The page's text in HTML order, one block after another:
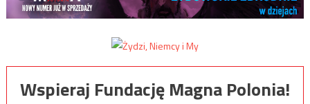
Wspieraj Fundację Magna Polonia!